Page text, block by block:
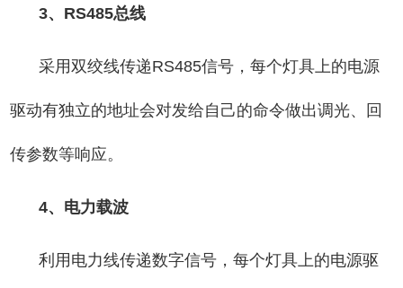
3、RS485总线
采用双绞线传递RS485信号，每个灯具上的电源
驱动有独立的地址会对发给自己的命令做出调光、回
传参数等响应。
4、电力载波
利用电力线传递数字信号，每个灯具上的电源驱